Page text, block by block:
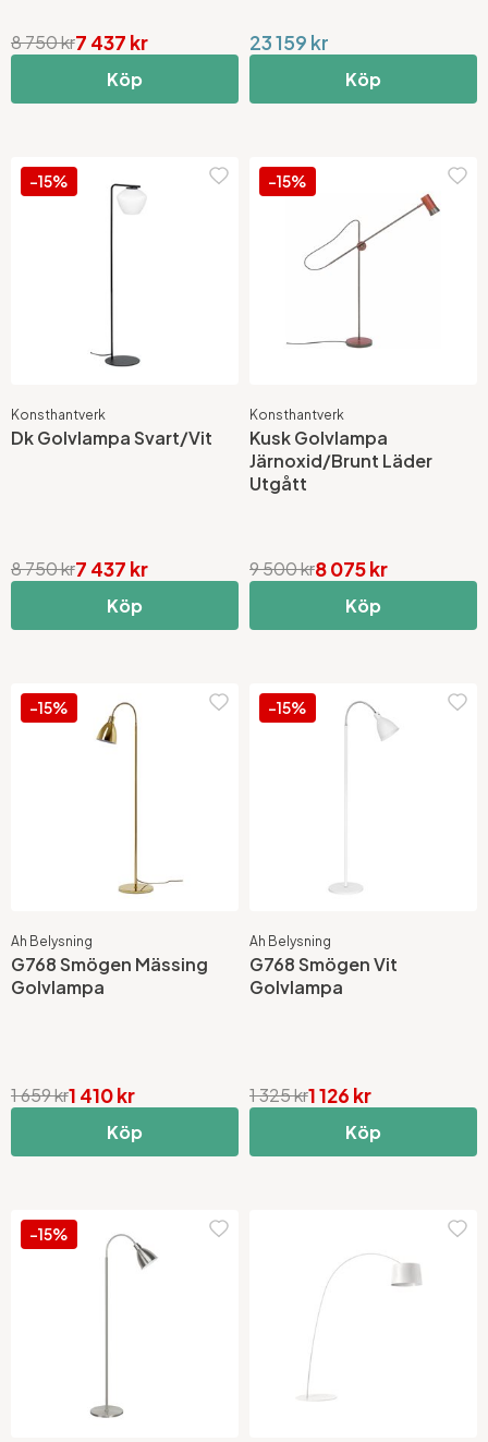
7 437 kr
8 750 kr
Köp
23 159 kr
Köp
-15%
Konsthantverk
Dk Golvlampa Svart/Vit
7 437 kr
8 750 kr
Köp
-15%
Konsthantverk
Kusk Golvlampa
Järnoxid/Brunt Läder
Utgått
8 075 kr
9 500 kr
Köp
-15%
Ah Belysning
G768 Smögen Mässing
Golvlampa
1 410 kr
1 659 kr
Köp
-15%
Ah Belysning
G768 Smögen Vit
Golvlampa
1 126 kr
1 325 kr
Köp
-15%